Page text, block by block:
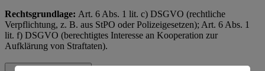
Rechtsgrundlage: Art. 6 Abs. 1 lit. c) DSGVO (rechtliche
Verpflichtung, z. B. aus StPO oder Polizeigesetzen); Art. 6 Abs. 1
lit. f) DSGVO (berechtigtes Interesse an Kooperation zur
Aufklärung von Straftaten).